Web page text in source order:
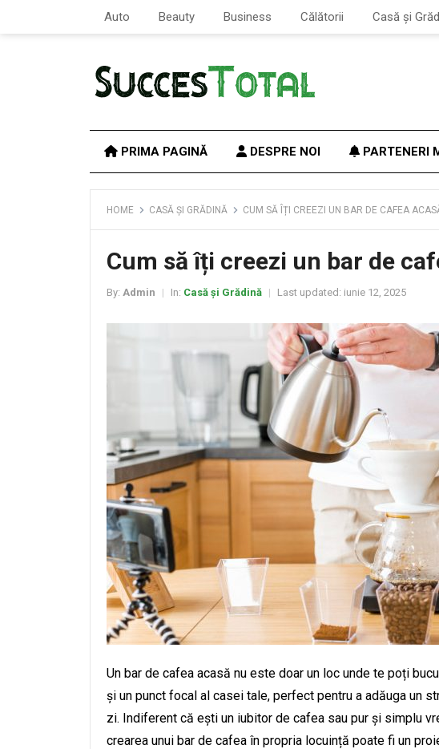
Auto Beauty Business Călătorii Casă și
PRIMA PAGINĂ DESPRE NOI PARTENERI
HOME CASĂ ȘI GRĂDINĂ CUM SĂ ÎȚI CREEZI UN BAR DE CAFEA
Cum să îți creezi un bar de
By: Admin In: Casă și Grădină Last updated: iunie 12, 2025
Un bar de cafea acasă nu este doar un loc unde te poți
și un punct focal al casei tale, perfect pentru a adăuga un
zi. Indiferent că ești un iubitor de cafea sau pur și simplu
crearea unui bar de cafea în propria locuință poate fi un